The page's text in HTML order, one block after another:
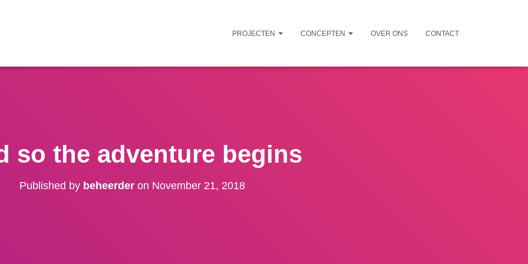
PROJECTEN CONCEPTEN OVER ONS CONTACT
so the adventure begins
Published by beheerderon November 21, 2018